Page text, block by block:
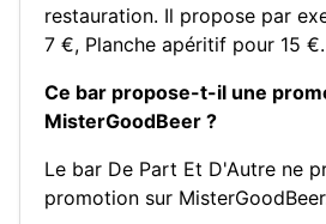
restauration. Il propose par
7 €, Planche apéritif pour 15 €.
Ce bar propose-t-il une
MisterGoodBeer ?
Le bar De Part Et D'Autre ne
promotion sur